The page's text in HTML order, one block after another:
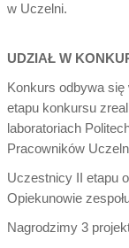
w Uczelni.
UDZIAŁ W
Konkurs odbywa się
etapu konkursu
laboratoriach
Pracowników
Uczestnicy II etapu
Opiekunowie
Nagrodzimy 3